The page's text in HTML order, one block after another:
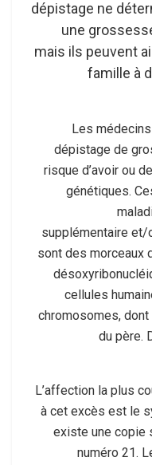
dépistage ne
une
mais ils peuvent
famille à
Les
dépistage de
risque d’avoir ou
génétiques.
supplémentaire et/
sont des morceaux
cellules
chromosomes,
du père.
L’affection la plus
à cet excès est le
existe une copie
numéro 21.